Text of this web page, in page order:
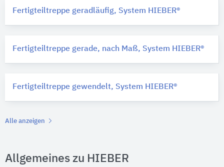
Fertigteiltreppe geradläufig, System HIEBER®
Fertigteiltreppe gerade, nach Maß, System HIEBER®
Fertigteiltreppe gewendelt, System HIEBER®
Alle anzeigen
Allgemeines zu HIEBER